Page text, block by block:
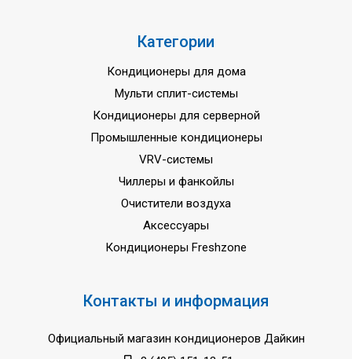
Категории
Кондиционеры для дома
Мульти сплит-системы
Кондиционеры для серверной
Промышленные кондиционеры
VRV-системы
Чиллеры и фанкойлы
Очистители воздуха
Аксессуары
Кондиционеры Freshzone
Контакты и информация
Официальный магазин кондиционеров Дайкин